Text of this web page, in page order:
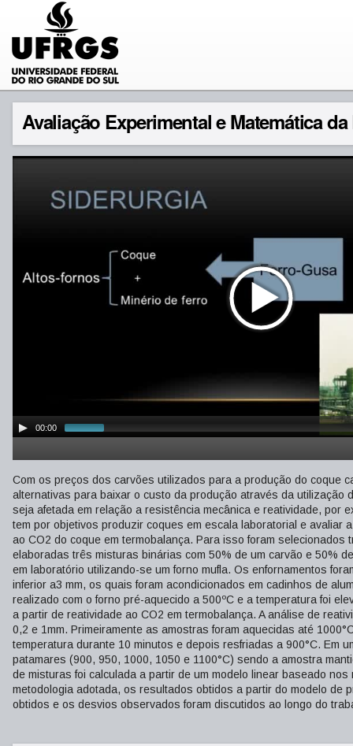
Avaliação Experimental e Matemática
00:00
Com os preços dos carvões utilizados para a produção do coque
alternativas para baixar o custo da produção através da
seja afetada em relação a resistência mecânica e reatividade, por
tem por objetivos produzir coques em escala laboratorial e avaliar
ao CO2 do coque em termobalança. Para isso foram
elaboradas três misturas binárias com 50% de um carvão e 50%
em laboratório utilizando-se um forno mufla. Os enfornamentos
inferior a3 mm, os quais foram acondicionados em cadinhos de
realizado com o forno pré-aquecido a 500ºC e a temperatura foi
a partir de reatividade ao CO2 em termobalança. A análise de
0,2 e 1mm. Primeiramente as amostras foram aquecidas até
temperatura durante 10 minutos e depois resfriadas a 900°C. Em
patamares (900, 950, 1000, 1050 e 1100°C) sendo a amostra
de misturas foi calculada a partir de um modelo linear baseado
metodologia adotada, os resultados obtidos a partir do modelo de
obtidos e os desvios observados foram discutidos ao longo do